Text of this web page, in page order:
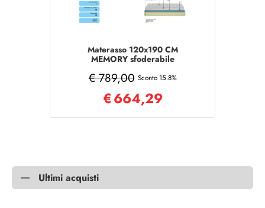
Materasso 120x190 CM
MEMORY sfoderabile
€ 789,00 Sconto 15.8%
€664,29
Ultimi acquisti